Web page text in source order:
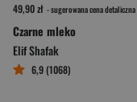
49,90 zł - sugerowana cena detaliczna
Czarne mleko
Elif Shafak
6,9 (1068)